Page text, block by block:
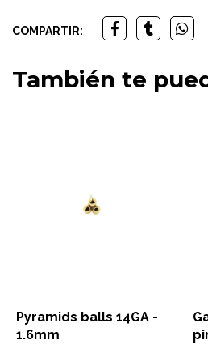
COMPARTIR:
También te
Pyramids balls 14GA -
1.6mm